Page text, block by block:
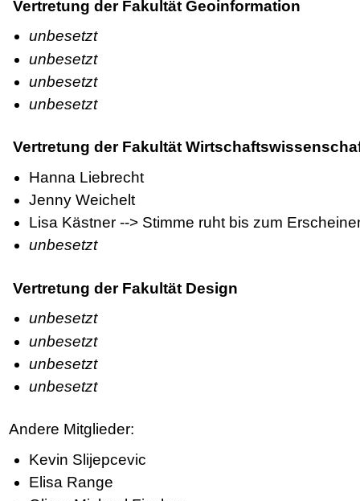
Vertretung der Fakultät Geoinformation
unbesetzt
unbesetzt
unbesetzt
unbesetzt
Vertretung der Fakultät
Hanna Liebrecht
Jenny Weichelt
Lisa Kästner --> Stimme ruht bis zum
unbesetzt
Vertretung der Fakultät Design
unbesetzt
unbesetzt
unbesetzt
unbesetzt
Andere Mitglieder:
Kevin Slijepcevic
Elisa Range